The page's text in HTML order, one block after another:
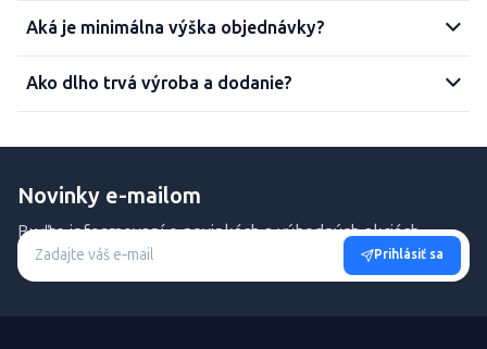
Aká je minimálna výška objednávky?
Ako dlho trvá výroba a dodanie?
Novinky e-mailom
Buďte informovaní o novinkách a výhodných akciách.
Prihlásiť sa